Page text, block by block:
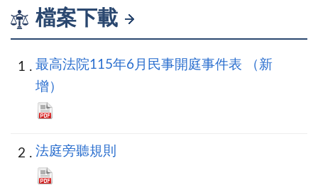
檔案下載
最高法院115年6月民事開庭事件表 （新
增）
法庭旁聽規則